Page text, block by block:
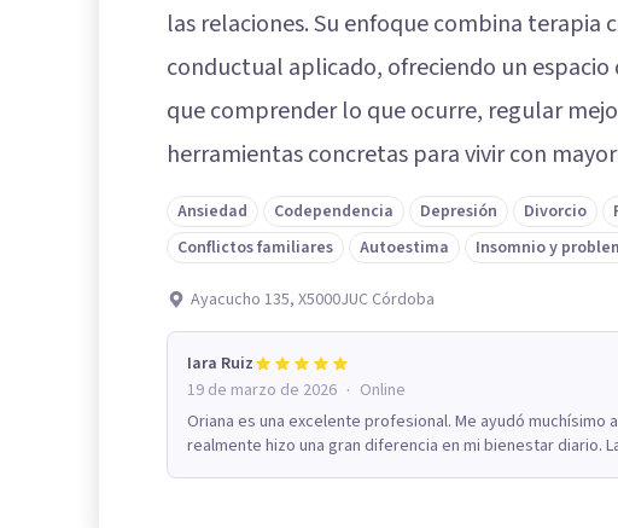
las relaciones. Su enfoque combina
conductual aplicado, ofreciendo un
que comprender lo que ocurre, regular
herramientas concretas para vivir con
Ansiedad Codependencia Depresión Divorcio
Conflictos familiares
Autoestima Insomnio y
Ayacucho 135, X5000JUC Córdoba
Iara Ruiz
19 de marzo de 2026 · Online
Oriana es una excelente profesional. Me ayudó muchísimo
realmente hizo una gran diferencia en mi bienestar diario.